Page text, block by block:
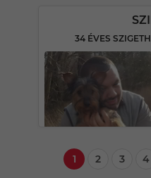
34 ÉVES
1 2 3 4